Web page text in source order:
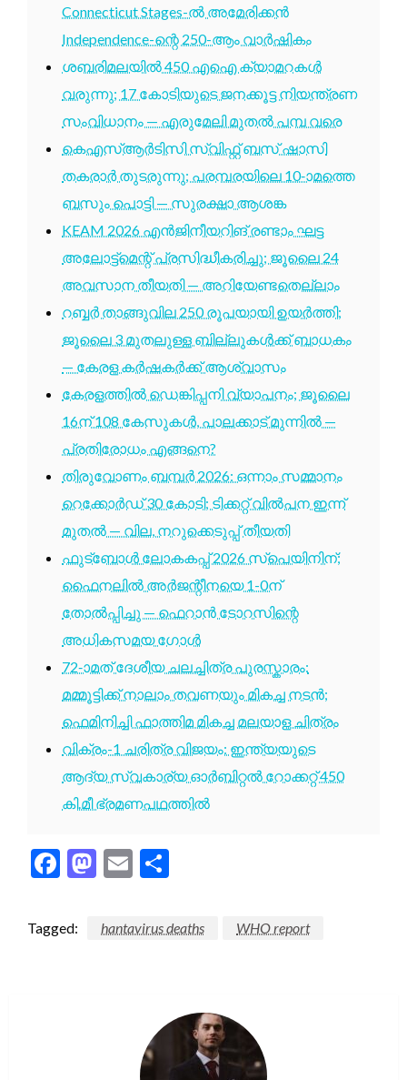
Connecticut Stages-ൽ അമേരിക്കൻ
Independence-ന്റെ 250-ആം വാർഷികം
ശബരിമലയിൽ 450 എഐ ക്യാമറകൾ
വരുന്നു; 17 കോടിയുടെ ജനക്കൂട്ട നിയന്ത്രണ
സംവിധാനം — എരുമേലി മുതൽ പമ്പ വരെ
കെഎസ്ആർടിസി സ്വിഫ്റ്റ് ബസ് ഷാസി
തകരാർ തുടരുന്നു; പരമ്പരയിലെ 10-ാമത്തെ
ബസും പൊട്ടി — സുരക്ഷാ ആശങ്ക
KEAM 2026 എൻജിനീയറിങ് രണ്ടാം ഘട്ട
അലോട്ട്മെന്റ് പ്രസിദ്ധീകരിച്ചു; ജൂലൈ 24
അവസാന തീയതി — അറിയേണ്ടതെല്ലാം
റബ്ബർ താങ്ങുവില 250 രൂപയായി ഉയർത്തി;
ജൂലൈ 3 മുതലുള്ള ബില്ലുകൾക്ക് ബാധകം
— കേരള കർഷകർക്ക് ആശ്വാസം
കേരളത്തിൽ ഡെങ്കിപ്പനി വ്യാപനം; ജൂലൈ
16ന് 108 കേസുകൾ, പാലക്കാട് മുന്നിൽ —
പ്രതിരോധം എങ്ങനെ?
തിരുവോണം ബമ്പർ 2026: ഒന്നാം സമ്മാനം
റെക്കോർഡ് 30 കോടി; ടിക്കറ്റ് വിൽപന ഇന്ന്
മുതൽ — വില, നറുക്കെടുപ്പ് തീയതി
ഫുട്ബോൾ ലോകകപ്പ് 2026 സ്പെയിനിന്;
ഫൈനലിൽ അർജന്റീനയെ 1-0ന്
തോൽപ്പിച്ചു — ഫെറാൻ ടോറസിന്റെ
അധികസമയ ഗോൾ
72-ാമത് ദേശീയ ചലച്ചിത്ര പുരസ്കാരം:
മമ്മൂട്ടിക്ക് നാലാം തവണയും മികച്ച നടൻ;
ഫെമിനിച്ചി ഫാത്തിമ മികച്ച മലയാള ചിത്രം
വിക്രം-1 ചരിത്ര വിജയം: ഇന്ത്യയുടെ
ആദ്യ സ്വകാര്യ ഓർബിറ്റൽ റോക്കറ്റ് 450
കി.മീ ഭ്രമണപഥത്തിൽ
Facebook
Mastodon
Email
Tagged: hantavirus deaths WHO report